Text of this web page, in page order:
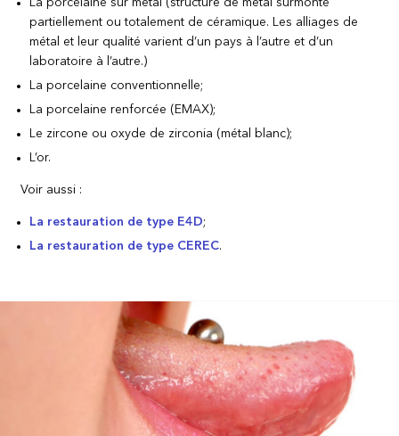
La porcelaine sur métal (structure de métal surmonté
partiellement ou totalement de céramique. Les alliages de
métal et leur qualité varient d’un pays à l’autre et d’un
laboratoire à l’autre.)
La porcelaine conventionnelle;
La porcelaine renforcée (EMAX);
Le zircone ou oxyde de zirconia (métal blanc);
L’or.
Voir aussi :
La restauration de type E4D;
La restauration de type CEREC.